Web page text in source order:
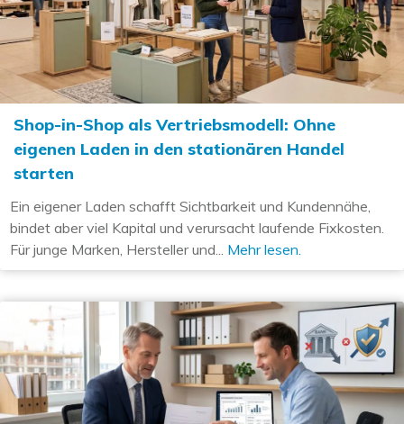
Shop-in-Shop als Vertriebsmodell: Ohne
eigenen Laden in den stationären Handel
starten
Ein eigener Laden schafft Sichtbarkeit und Kundennähe,
bindet aber viel Kapital und verursacht laufende Fixkosten.
Für junge Marken, Hersteller und... Mehr lesen.